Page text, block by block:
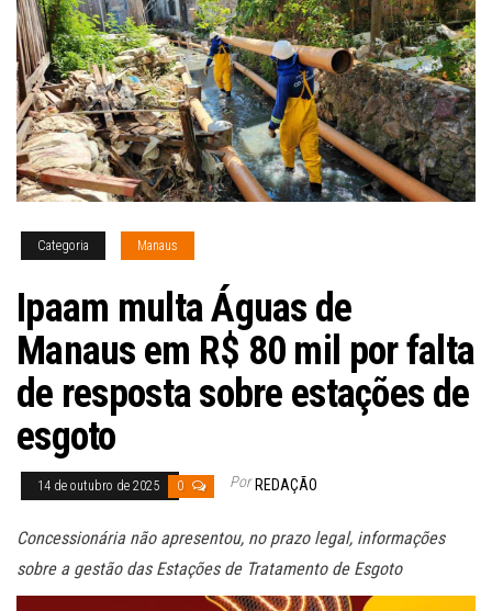
Categoria Manaus
Ipaam multa Águas de
Manaus em R$ 80 mil por falta
de resposta sobre estações de
esgoto
14 de outubro de 2025 0 Por REDAÇÃO
Concessionária não apresentou, no prazo legal, informações
sobre a gestão das Estações de Tratamento de Esgoto